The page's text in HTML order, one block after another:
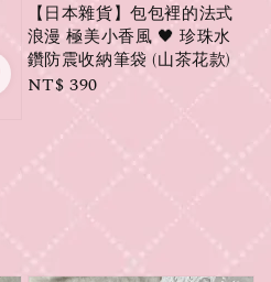
【日本雜貨】包包裡的法式
浪漫 極美小香風 🖤 珍珠水
鑽防震收納筆袋 (山茶花款)
Regular
NT$ 390